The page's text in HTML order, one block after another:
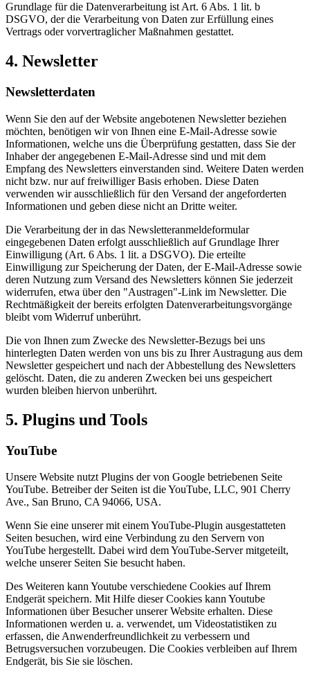
Grundlage für die Datenverarbeitung ist Art. 6 Abs. 1 lit. b
DSGVO, der die Verarbeitung von Daten zur Erfüllung eines
Vertrags oder vorvertraglicher Maßnahmen gestattet.
4. Newsletter
Newsletterdaten
Wenn Sie den auf der Website angebotenen Newsletter beziehen
möchten, benötigen wir von Ihnen eine E-Mail-Adresse sowie
Informationen, welche uns die Überprüfung gestatten, dass Sie der
Inhaber der angegebenen E-Mail-Adresse sind und mit dem
Empfang des Newsletters einverstanden sind. Weitere Daten werden
nicht bzw. nur auf freiwilliger Basis erhoben. Diese Daten
verwenden wir ausschließlich für den Versand der angeforderten
Informationen und geben diese nicht an Dritte weiter.
Die Verarbeitung der in das Newsletteranmeldeformular
eingegebenen Daten erfolgt ausschließlich auf Grundlage Ihrer
Einwilligung (Art. 6 Abs. 1 lit. a DSGVO). Die erteilte
Einwilligung zur Speicherung der Daten, der E-Mail-Adresse sowie
deren Nutzung zum Versand des Newsletters können Sie jederzeit
widerrufen, etwa über den "Austragen"-Link im Newsletter. Die
Rechtmäßigkeit der bereits erfolgten Datenverarbeitungsvorgänge
bleibt vom Widerruf unberührt.
Die von Ihnen zum Zwecke des Newsletter-Bezugs bei uns
hinterlegten Daten werden von uns bis zu Ihrer Austragung aus dem
Newsletter gespeichert und nach der Abbestellung des Newsletters
gelöscht. Daten, die zu anderen Zwecken bei uns gespeichert
wurden bleiben hiervon unberührt.
5. Plugins und Tools
YouTube
Unsere Website nutzt Plugins der von Google betriebenen Seite
YouTube. Betreiber der Seiten ist die YouTube, LLC, 901 Cherry
Ave., San Bruno, CA 94066, USA.
Wenn Sie eine unserer mit einem YouTube-Plugin ausgestatteten
Seiten besuchen, wird eine Verbindung zu den Servern von
YouTube hergestellt. Dabei wird dem YouTube-Server mitgeteilt,
welche unserer Seiten Sie besucht haben.
Des Weiteren kann Youtube verschiedene Cookies auf Ihrem
Endgerät speichern. Mit Hilfe dieser Cookies kann Youtube
Informationen über Besucher unserer Website erhalten. Diese
Informationen werden u. a. verwendet, um Videostatistiken zu
erfassen, die Anwenderfreundlichkeit zu verbessern und
Betrugsversuchen vorzubeugen. Die Cookies verbleiben auf Ihrem
Endgerät, bis Sie sie löschen.